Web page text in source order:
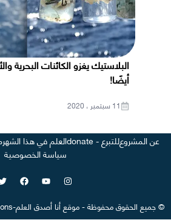
البلاستيك يغزو الكائنات البحرية
أيضًا!
11 سبتمبر ، 2020
عن المشروعللتبرع - donate العلم في هذا الشهر
سياسة الخصوصية
©جميع الحقوق محفوظة-موقعأنا أصدق العلم-